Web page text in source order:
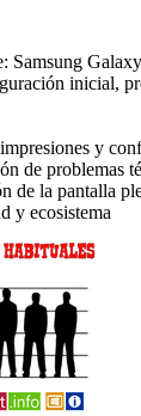
Samsung
inicial,
y
de problemas
de la pantalla
y ecosistema